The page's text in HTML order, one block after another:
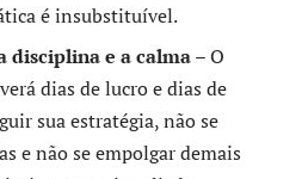
é insubstituível.
disciplina e a calma– O
dias de lucro e dias de
sua estratégia, não se
e não se empolgar demais